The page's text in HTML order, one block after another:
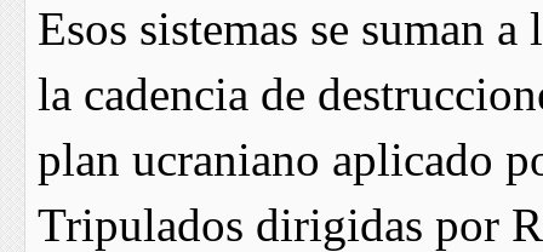
Esos sistemas se suman
la cadencia de
plan ucraniano aplicado
Tripulados dirigidas por